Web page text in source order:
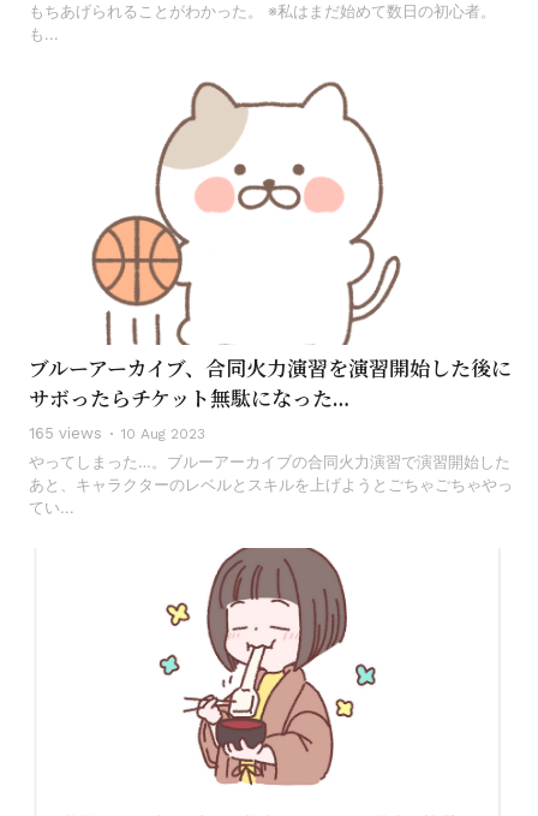
もちあげられることがわかった。 ※私はまだ始めて数日の初心者。
も...
ブルーアーカイブ、合同火力演習を演習開始した後に
サボったらチケット無駄になった…
165 views 10 Aug 2023
やってしまった…。ブルーアーカイブの合同火力演習で演習開始した
あと、キャラクターのレベルとスキルを上げようとごちゃごちゃやっ
てい...